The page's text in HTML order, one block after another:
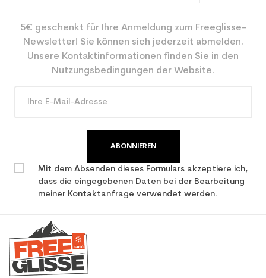
5€ geschenkt für Ihre Anmeldung zum Freeglisse-
Newsletter! Sie können sich jederzeit abmelden.
Unsere Kontaktinformationen finden Sie in den
Nutzungsbedingungen der Website.
ABONNIEREN
Mit dem Absenden dieses Formulars akzeptiere ich,
dass die eingegebenen Daten bei der Bearbeitung
meiner Kontaktanfrage verwendet werden.